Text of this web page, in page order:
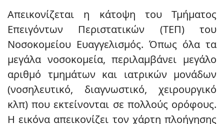
Απεικονίζεται η κάτοψη του Τμήματος
Επειγόντων Περιστατικών (ΤΕΠ) του
Νοσοκομείου Ευαγγελισμός. Όπως όλα τα
μεγάλα νοσοκομεία, περιλαμβάνει μεγάλο
αριθμό τμημάτων και ιατρικών μονάδων
(νοσηλευτικό, διαγνωστικό, χειρουργικό
κλπ) που εκτείνονται σε πολλούς ορόφους.
Η εικόνα απεικονίζει τον χάρτη πλοήγησης